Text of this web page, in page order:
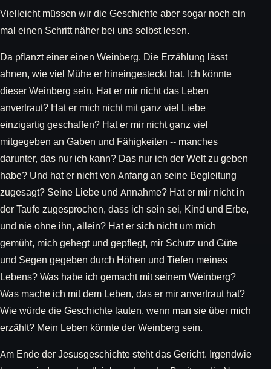
Vielleicht müssen wir die Geschichte aber sogar noch ein
mal einen Schritt näher bei uns selbst lesen.
Da pflanzt einer einen Weinberg. Die Erzählung lässt
ahnen, wie viel Mühe er hineingesteckt hat. Ich könnte
dieser Weinberg sein. Hat er mir nicht das Leben
anvertraut? Hat er mich nicht mit ganz viel Liebe
einzigartig geschaffen? Hat er mir nicht ganz viel
mitgegeben an Gaben und Fähigkeiten -- manches
darunter, das nur ich kann? Das nur ich der Welt zu geben
habe? Und hat er nicht von Anfang an seine Begleitung
zugesagt? Seine Liebe und Annahme? Hat er mir nicht in
der Taufe zugesprochen, dass ich sein sei, Kind und Erbe,
und nie ohne ihn, allein? Hat er sich nicht um mich
gemüht, mich gehegt und gepflegt, mir Schutz und Güte
und Segen gegeben durch Höhen und Tiefen meines
Lebens? Was habe ich gemacht mit seinem Weinberg?
Was mache ich mit dem Leben, das er mir anvertraut hat?
Wie würde die Geschichte lauten, wenn man sie über mich
erzählt? Mein Leben könnte der Weinberg sein.
Am Ende der Jesusgeschichte steht das Gericht. Irgendwie